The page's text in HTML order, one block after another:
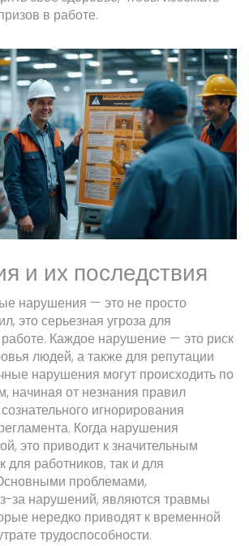
в работе.
и их последствия
нарушения — это не просто
это серьезная угроза для
Каждое нарушение — это риск
людей, а также для репутации
нарушения могут происходить по
начиная от незнания правил
игнорирования
Когда нарушения
это приводит к значительным
для работников, так и для
проблемами,
за нарушений, являются травмы
нередко приводят к временной
трудоспособности.